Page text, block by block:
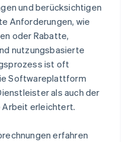
und berücksichtigen
Anforderungen, wie
oder Rabatte,
nutzungsbasierte
ist oft
Softwareplattform
als auch der
Arbeit erleichtert.
erfahren